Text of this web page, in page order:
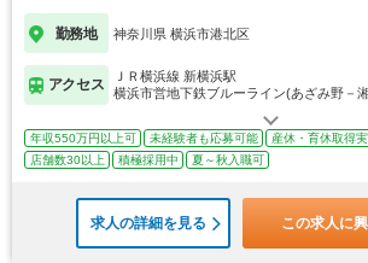
勤務地 神奈川県 横浜市港北区
アクセス
ＪＲ横浜線 新横浜駅
横浜市営地下鉄ブルーライン(あざみ野－
年収550万円以上可 未経験者も応募可能 産休・育休取得
店舗数30以上
積極採用中 夏～秋入職可
求人の詳細を見る この求人に